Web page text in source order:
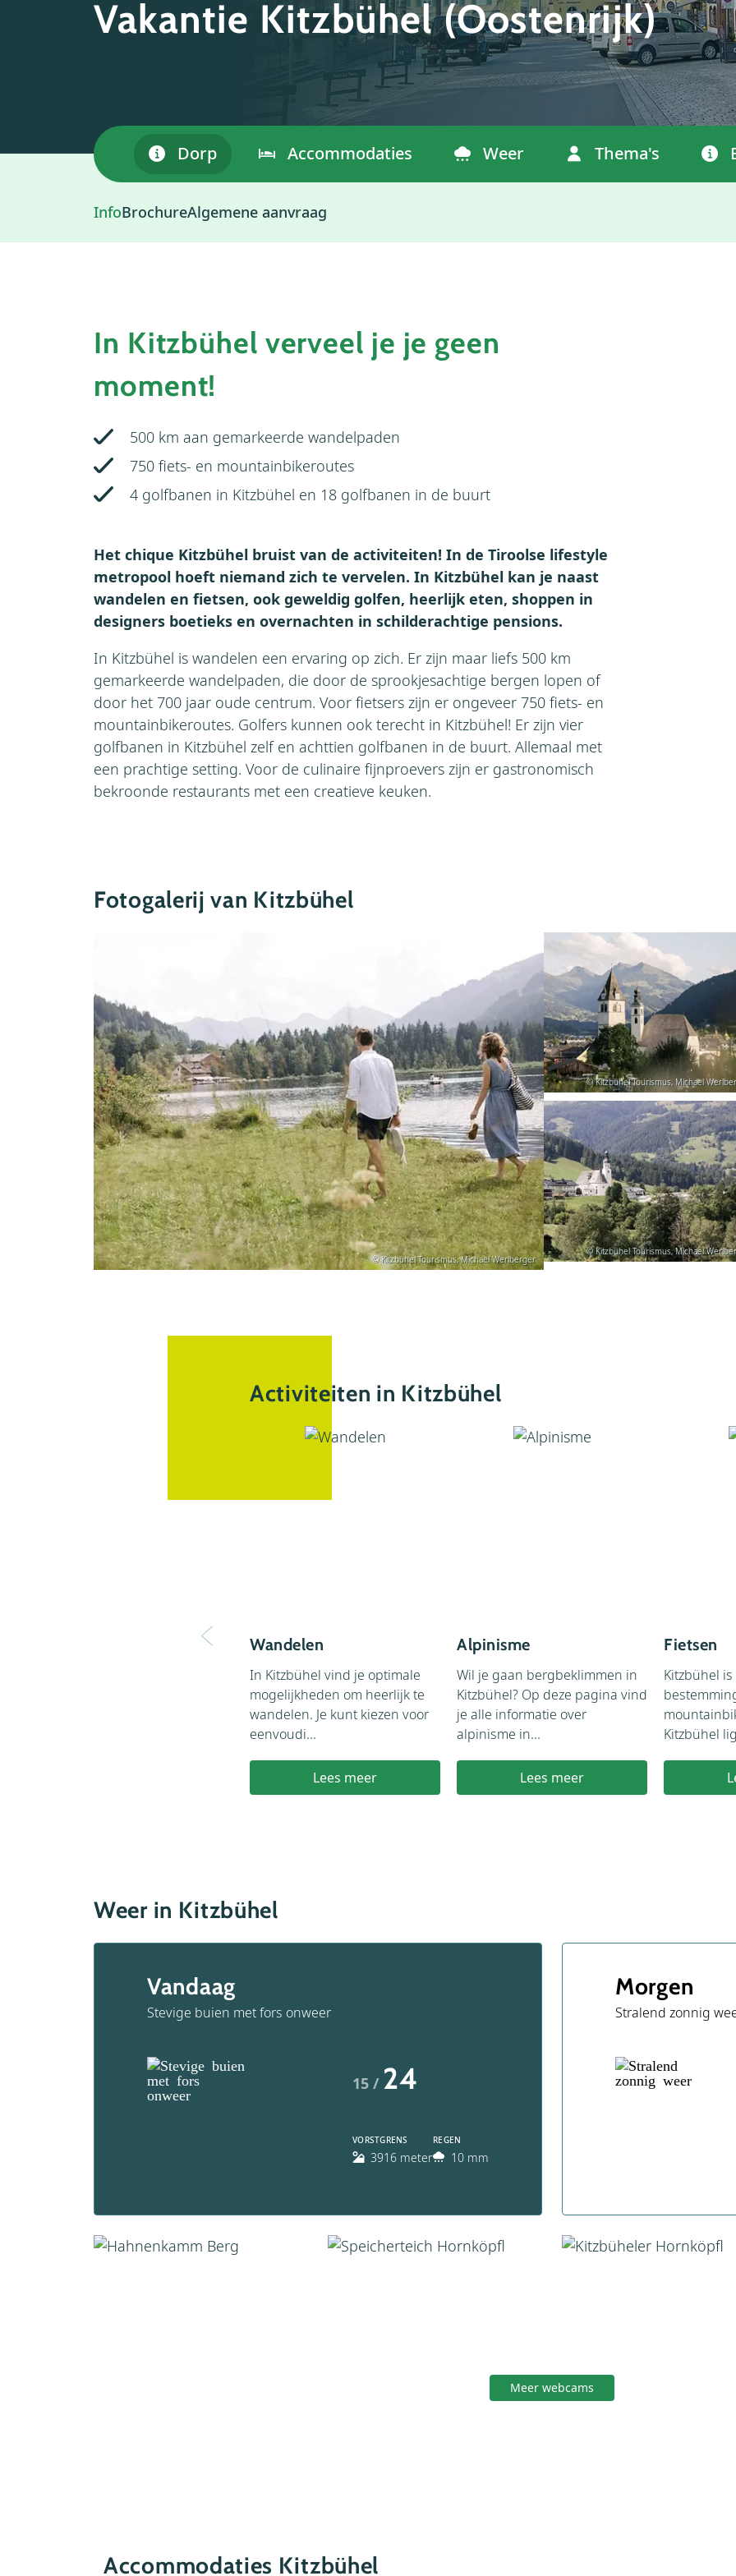
Vakantie Kitzbühel (Oostenrijk)
Dorp Accommodaties Weer Thema's
InfoBrochureAlgemene aanvraag
In Kitzbühel verveel je je geen
moment!
500 km aan gemarkeerde wandelpaden
750 fiets- en mountainbikeroutes
4 golfbanen in Kitzbühel en 18 golfbanen in de buurt
Het chique Kitzbühel bruist van de activiteiten! In de Tiroolse lifestyle
metropool hoeft niemand zich te vervelen. In Kitzbühel kan je naast
wandelen en fietsen, ook geweldig golfen, heerlijk eten, shoppen in
designers boetieks en overnachten in schilderachtige pensions.
In Kitzbühel is wandelen een ervaring op zich. Er zijn maar liefs 500 km
gemarkeerde wandelpaden, die door de sprookjesachtige bergen lopen of
door het 700 jaar oude centrum. Voor fietsers zijn er ongeveer 750 fiets- en
mountainbikeroutes. Golfers kunnen ook terecht in Kitzbühel! Er zijn vier
golfbanen in Kitzbühel zelf en achttien golfbanen in de buurt. Allemaal met
een prachtige setting. Voor de culinaire fijnproevers zijn er gastronomisch
bekroonde restaurants met een creatieve keuken.
Fotogalerij van Kitzbühel
© Kitzbühel Tourismus, Michael Werlberger
© Kitzbühel Tourismus, Michael
© Kitzbühel Tourismus, Michael
Activiteiten in Kitzbühel
Wandelen
In Kitzbühel vind je optimale
mogelijkheden om heerlijk te
wandelen. Je kunt kiezen voor
eenvoudi...
Lees meer
Alpinisme
Wil je gaan bergbeklimmen in
Kitzbühel? Op deze pagina vind
je alle informatie over
alpinisme in...
Lees meer
Fietsen
Kitzbühel
Kitzbühel
Weer in Kitzbühel
Vandaag
Stevige buien met fors onweer
15 / 24
VORSTGRENS
3916 meter
REGEN
10 mm
Morgen
Stralend zonnig
Meer webcams
Accommodaties Kitzbühel